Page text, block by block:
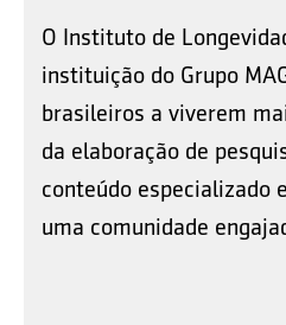
O Instituto de
instituição do Grupo
brasileiros a viverem
da elaboração de
conteúdo especializado
uma comunidade